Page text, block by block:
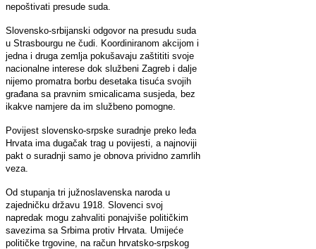
nepoštivati presude suda.
Slovensko-srbijanski odgovor na presudu suda
u Strasbourgu ne čudi. Koordiniranom akcijom i
jedna i druga zemlja pokušavaju zaštititi svoje
nacionalne interese dok službeni Zagreb i dalje
nijemo promatra borbu desetaka tisuća svojih
građana sa pravnim smicalicama susjeda, bez
ikakve namjere da im službeno pomogne.
Povijest slovensko-srpske suradnje preko leđa
Hrvata ima dugačak trag u povijesti, a najnoviji
pakt o suradnji samo je obnova prividno zamrlih
veza.
Od stupanja tri južnoslavenska naroda u
zajedničku državu 1918. Slovenci svoj
napredak mogu zahvaliti ponajviše političkim
savezima sa Srbima protiv Hrvata. Umijeće
političke trgovine, na račun hrvatsko-srpskog